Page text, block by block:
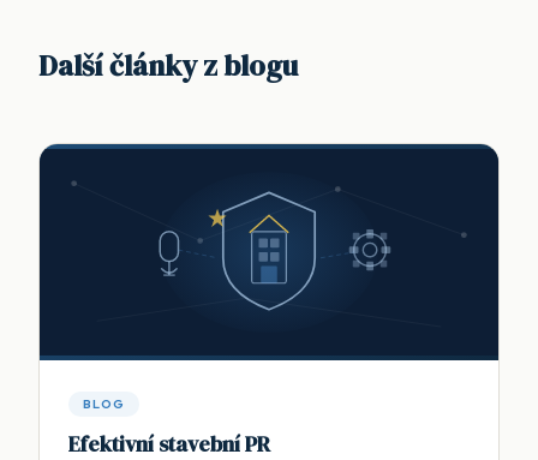
Další články z blogu
BLOG
Efektivní stavební PR